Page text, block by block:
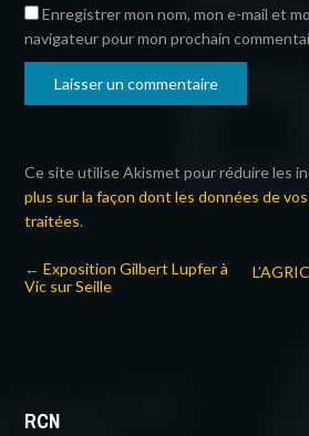
Enregistrer mon nom, mon e-mail et
navigateur pour mon prochain
Ce site utilise Akismet pour réduire les
plus sur la façon dont les données de
traitées.
←Exposition Gilbert Lupfer à
Vic sur Seille
RCN